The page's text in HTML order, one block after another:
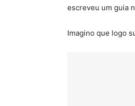
escreveu um guia
Imagino que logo